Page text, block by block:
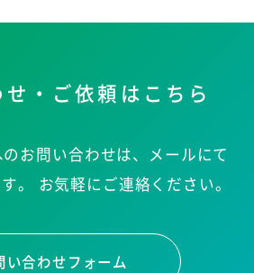
・ご依頼はこちら
お問い合わせは、メールにて
。
お気軽にご連絡ください。
い合わせフォーム